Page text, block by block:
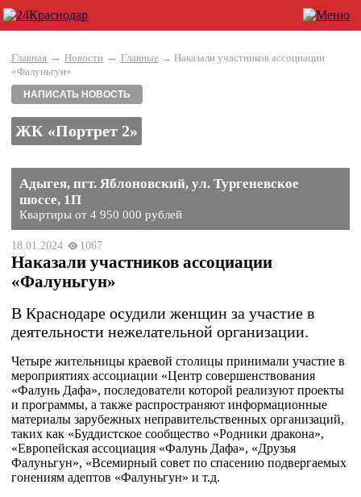
Главная → Новости → Главные → Наказали участников ассоциации
«Фалуньгун»
НАПИСАТЬ НОВОСТЬ
ЖК «Портрет 2»
Адыгея, пгт. Яблоновский, ул. Тургеневское
шоссе, 1П
Квартиры от 4 950 000 рублей
18.01.2024 1067
Наказали участников ассоциации
«Фалуньгун»
В Краснодаре осудили женщин за участие в
деятельности нежелательной организации.
Четыре жительницы краевой столицы принимали участие в
мероприятиях ассоциации «Центр совершенствования
«Фалунь Дафа», последователи которой реализуют проекты
и программы, а также распространяют информационные
материалы зарубежных неправительственных организаций,
таких как «Буддистское сообщество «Родники дракона»,
«Eвpoпейская ассоциация «Фалунь Дафа», «Друзья
Фалуньгун», «Всемирный совет по спасению подвергаемых
гонениям адептов «Фалуньгун» и т.д.